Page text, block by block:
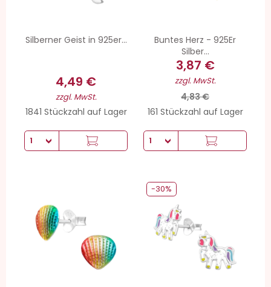
Silberner Geist in 925er...
4,49 €
zzgl. MwSt.
1841 Stückzahl auf Lager
Buntes Herz - 925Er
Silber...
3,87 €
zzgl. MwSt.
4,83 €
161 Stückzahl auf Lager
-30%